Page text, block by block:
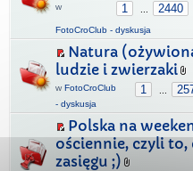
1 2440
w
FotoCroClub - dyskusja
Natura
ludzie i zwierzaki
1
w FotoCroClub
- dyskusja
Polska na
ościennie, czyli to,
zasięgu ;)